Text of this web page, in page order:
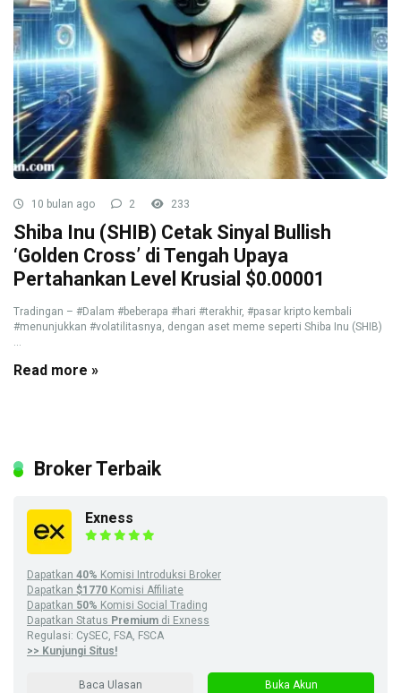
10 bulan ago 2 233
Shiba Inu (SHIB) Cetak Sinyal Bullish
‘Golden Cross’ di Tengah Upaya
Pertahankan Level Krusial $0.00001
Tradingan – #Dalam #beberapa #hari #terakhir, #pasar kripto kembali
#menunjukkan #volatilitasnya, dengan aset meme seperti Shiba Inu (SHIB)
...
Read more »
Broker Terbaik
Exness
Dapatkan 40% Komisi Introduksi Broker
Dapatkan $1770 Komisi Affiliate
Dapatkan 50% Komisi Social Trading
Dapatkan Status Premium di Exness
Regulasi: CySEC, FSA, FSCA
>> Kunjungi Situs!
Baca Ulasan Buka Akun